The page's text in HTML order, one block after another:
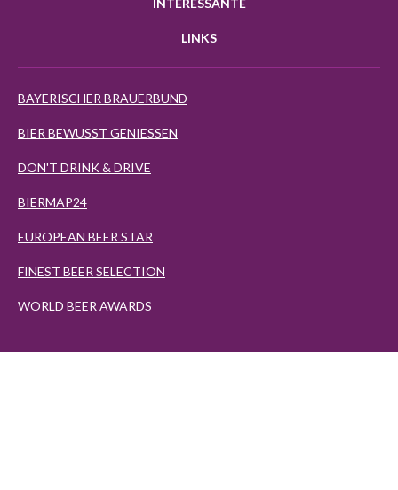
INTERESSANTE
LINKS
BAYERISCHER BRAUERBUND
BIER BEWUSST GENIESSEN
DON'T DRINK & DRIVE
BIERMAP24
EUROPEAN BEER STAR
FINEST BEER SELECTION
WORLD BEER AWARDS